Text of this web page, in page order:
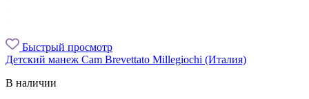
Быстрый просмотр
Детский манеж Cam Brevettato Millegiochi (Италия)
В наличии